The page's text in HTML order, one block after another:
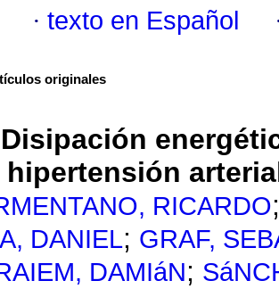
· texto en Español
originales
Disipación
hipertensión
RICARDO
DANIEL; GRAF,
DAMIáN;